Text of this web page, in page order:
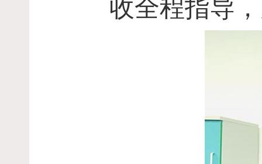
收全程指导